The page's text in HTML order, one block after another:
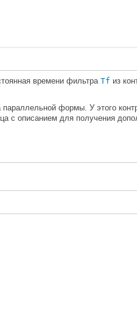
времени фильтра Tf из
формы. У этого
с описанием для получения